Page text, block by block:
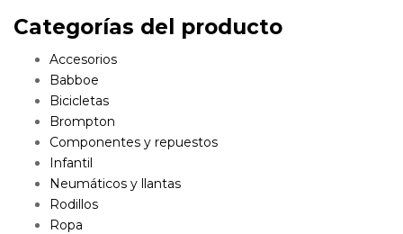
Categorías del producto
Accesorios
Babboe
Bicicletas
Brompton
Componentes y repuestos
Infantil
Neumáticos y llantas
Rodillos
Ropa